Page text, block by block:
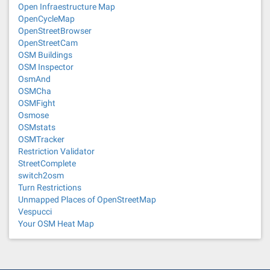
Open Infraestructure Map
OpenCycleMap
OpenStreetBrowser
OpenStreetCam
OSM Buildings
OSM Inspector
OsmAnd
OSMCha
OSMFight
Osmose
OSMstats
OSMTracker
Restriction Validator
StreetComplete
switch2osm
Turn Restrictions
Unmapped Places of OpenStreetMap
Vespucci
Your OSM Heat Map